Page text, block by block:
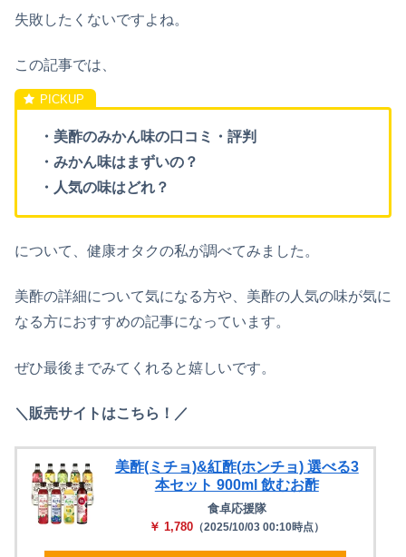
失敗したくないですよね。
この記事では、
・美酢のみかん味の口コミ・評判
・みかん味はまずいの？
・人気の味はどれ？
について、健康オタクの私が調べてみました。
美酢の詳細について気になる方や、美酢の人気の味が気に
なる方におすすめの記事になっています。
ぜひ最後までみてくれると嬉しいです。
＼販売サイトはこちら！／
美酢(ミチョ)&紅酢(ホンチョ) 選べる3
本セット 900ml 飲むお酢
食卓応援隊
￥ 1,780 （2025/10/03 00:10時点）